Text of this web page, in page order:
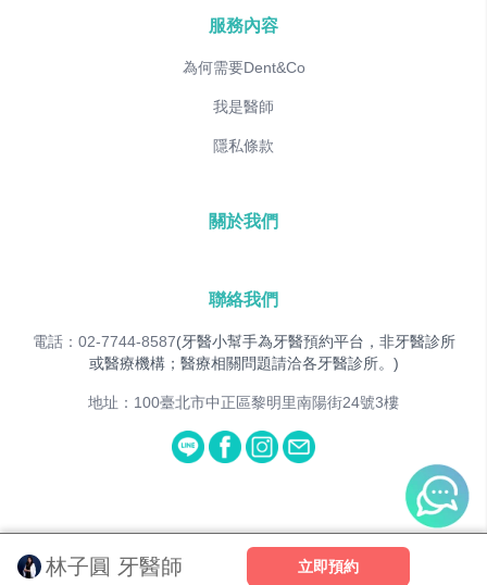
林子圓 牙醫師 立即預約
服務內容
為何需要Dent&Co
我是醫師
隱私條款
關於我們
聯絡我們
電話：02-7744-8587(牙醫小幫手為牙醫預約平台，非牙醫診所
或醫療機構；醫療相關問題請洽各牙醫診所。)
地址：100臺北市中正區黎明里南陽街24號3樓
© 2025 Dent&Co. All Rights Reserved.